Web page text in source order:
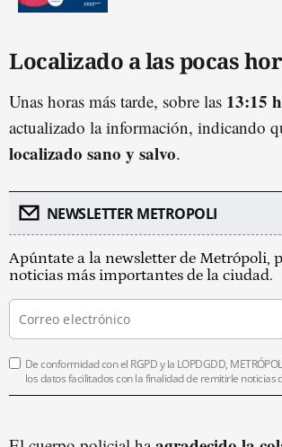
Localizado a las pocas
Unas horas más tarde, sobre las 13:15
actualizado la información, indicando
localizado sano y salvo.
NEWSLETTER METROPOLI
Apúntate a la newsletter de Metrópoli,
noticias más importantes de la ciudad.
De conformidad con el RGPD y la LOPDGDD,
los datos facilitados con la finalidad de remitirle noticias